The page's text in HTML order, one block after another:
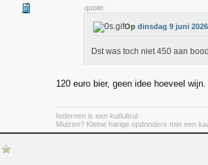
quote:
Op dinsdag 9 juni
Dst was toch niet 450 aan
120 euro bier, geen idee hoeveel
Iedereen is een kutlultrut
Muizen? Kleine harige opdonders met een